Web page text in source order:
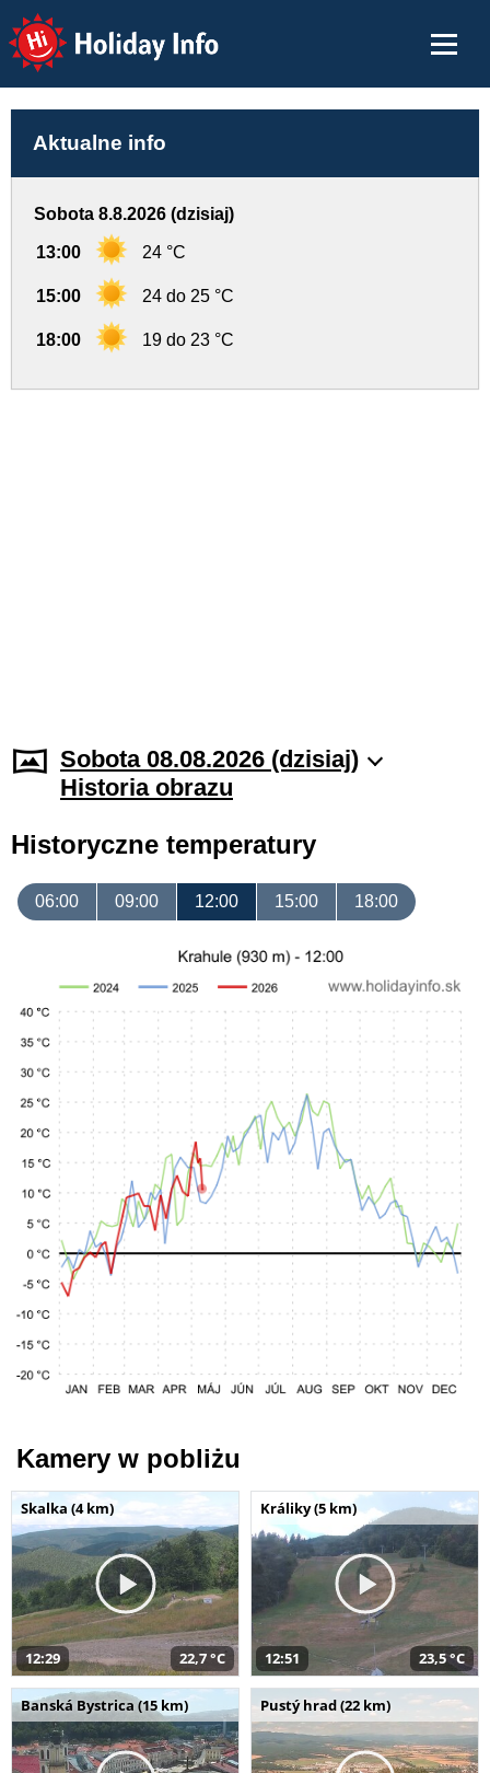
Holiday Info
Aktualne info
Sobota 8.8.2026 (dzisiaj)
13:00 24 °C
15:00 24 do 25 °C
18:00 19 do 23 °C
Sobota 08.08.2026 (dzisiaj)
Historia obrazu
Historyczne temperatury
06:00 09:00 12:00 15:00 18:00
Kamery w pobliżu
Skalka (4 km)
12:29 22,7 °C
Králiky (5 km)
12:51 23,5 °C
Banská Bystrica (15 km) Pustý hrad (22 km)